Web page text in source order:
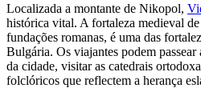
Localizada a montante de Nikopol,
histórica vital. A fortaleza medieval
fundações romanas, é uma das
Bulgária. Os viajantes podem
da cidade, visitar as catedrais
folclóricos que reflectem a herança